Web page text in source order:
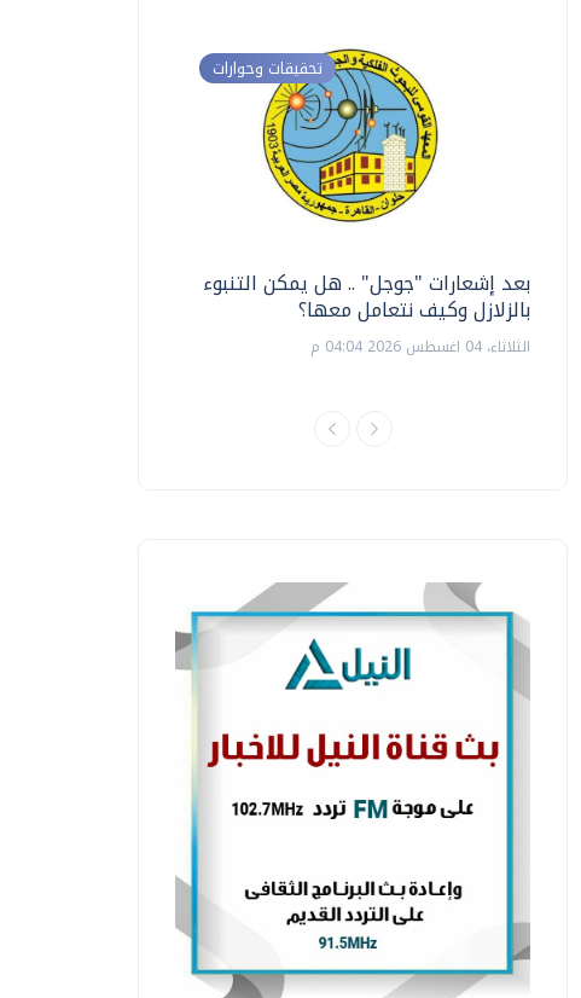
تحقيقات وحوارات
بعد إشعارات "جوجل" .. هل يمكن التنبوء
بالزلازل وكيف نتعامل معها؟
الثلاثاء، 04 اغسطس 2026 04:04 م